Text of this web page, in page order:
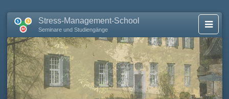
Stress-Management-School
Seminare und Studiengänge